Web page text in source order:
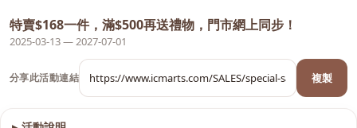
特賣$168一件，滿$500再送禮物，門市網上同步！
2025-03-13 — 2027-07-01
分享此活動連結 複製